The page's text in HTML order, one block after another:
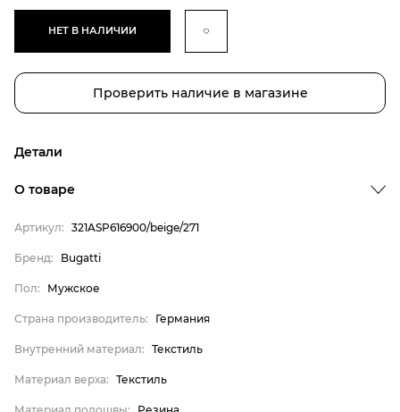
НЕТ В НАЛИЧИИ
Проверить наличие в магазине
Детали
Бренд
Пол
Страна производитель
О товаре
Артикул: 321ASP616900/beige/271
Бренд: Bugatti
Пол: Мужское
Страна производитель: Германия
Внутренний материал: Текстиль
Материал верха: Текстиль